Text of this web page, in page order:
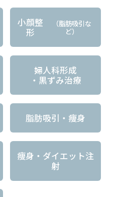
小顔整
形
（脂肪吸引な
ど）
婦人科形成
・黒ずみ治療
脂肪吸引・痩身
痩身・ダイエット注
射